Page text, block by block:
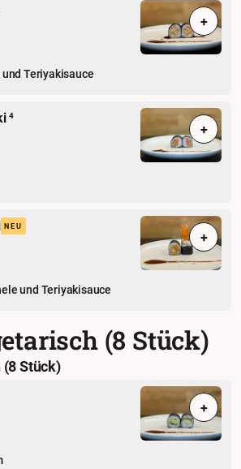
Teriyakisauce
+
4
+
NEU
und Teriyakisauce
+
(8 Stück)
Stück)
+